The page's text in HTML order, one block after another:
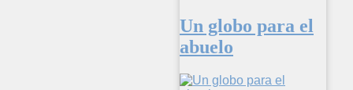
Un globo para el
abuelo